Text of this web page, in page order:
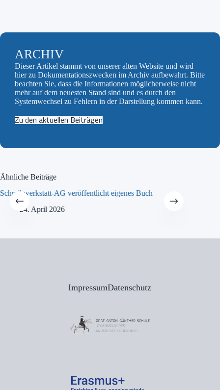
ARCHIV
Dieser Artikel stammt von unserer alten Website und wird
hier zu Dokumentationszwecken im Archiv aufbewahrt. Bitte
beachten Sie, dass die Informationen möglicherweise nicht
mehr auf dem neuesten Stand sind und es durch den
Systemwechsel zu Fehlern in der Darstellung kommen kann.
Zu den aktuellen Beiträgen
Ähnliche Beiträge
Schreibwerkstatt-AG veröffentlicht eigenes Buch
24. April 2026
ImpressumDatenschutz